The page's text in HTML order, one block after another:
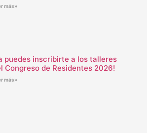
más»
puedes inscribirte a los talleres
Congreso de Residentes 2026!
más»